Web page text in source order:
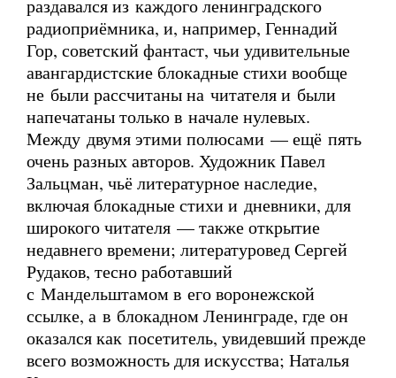
раздавался из каждого ленинградского
радиоприёмника, и, например, Геннадий
Гор, советский фантаст, чьи удивительные
авангардистские блокадные стихи вообще
не были рассчитаны на читателя и были
напечатаны только в начале нулевых.
Между двумя этими полюсами — ещё пять
очень разных авторов. Художник Павел
Зальцман, чьё литературное наследие,
включая блокадные стихи и дневники, для
широкого читателя — также открытие
недавнего времени; литературовед Сергей
Рудаков, тесно работавший
с Мандельштамом в его воронежской
ссылке, а в блокадном Ленинграде, где он
оказался как посетитель, увидевший прежде
всего возможность для искусства; Наталья